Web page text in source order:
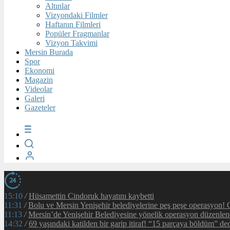
Altınlar
Vizyondaki Filmler
Haftanın Filmleri
Popüler Fragmanlar
Vizyon Takvimi
Mersin Burada
Spor
Ekonomi
Magazin
Videolar
Galeri
Gazeteler
15:10 / Hüsamettin Cindoruk hayatını kaybetti
11:31 / Bolu ve Mersin Yenişehir belediyelerine peş peşe operasyon!
11:13 / Mersin’de Yenişehir Belediyesine yönelik operasyon
14:32 / 69 yaşındaki katilden bir garip itiraf! “15 parçaya böldüm”